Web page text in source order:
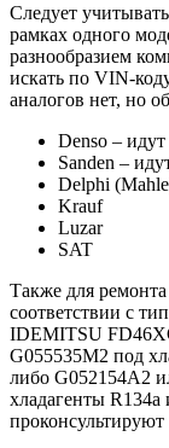
Следует
рамках одного
разнообразием
искать по VIN-
аналогов нет, но
Denso –
Sanden –
Delphi
Krauf
Luzar
SAT
Также для
соответствии с
IDEMITSU
G055535M2 под
либо G052154A2
хладагенты
проконсультируют